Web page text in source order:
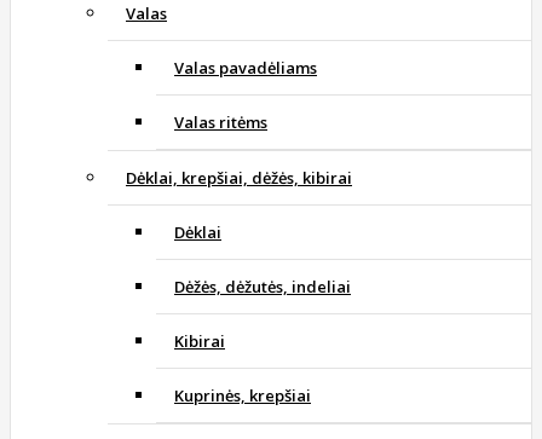
Valas
Valas pavadėliams
Valas ritėms
Dėklai, krepšiai, dėžės, kibirai
Dėklai
Dėžės, dėžutės, indeliai
Kibirai
Kuprinės, krepšiai